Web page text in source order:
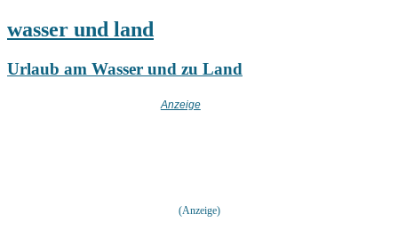
wasser und land
Urlaub am Wasser und zu Land
(Anzeige)